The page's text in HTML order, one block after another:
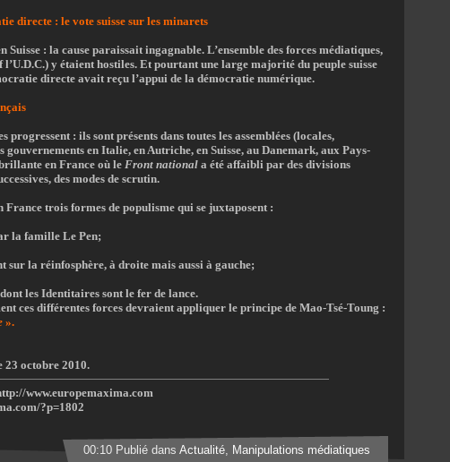
directe : le vote suisse sur les minarets
Suisse : la cause paraissait ingagnable. L’ensemble des forces médiatiques,
y étaient hostiles. Et pourtant une large majorité du peuple suisse
directe avait reçu l’appui de la démocratie numérique.
: ils sont présents dans toutes les assemblées (locales,
gouvernements en Italie, en Autriche, en Suisse, au Danemark, aux Pays-
en France où le Front national a été affaibli par des divisions
des modes de scrutin.
trois formes de populisme qui se juxtaposent :
la famille Le Pen;
sur la réinfosphère, à droite mais aussi à gauche;
les Identitaires sont le fer de lance.
ces différentes forces devraient appliquer le principe de Mao-Tsé-Toung :
».
23 octobre 2010.
www.europemaxima.com
?p=1802
00:10 Publié dans Actualité, Manipulations médiatiques